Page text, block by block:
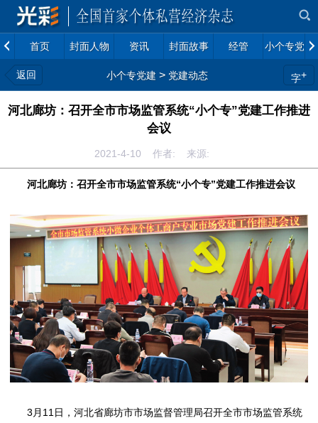
首页 封面人物 资讯 封面故事 经管 小个专党建
返回 小个专党建 > 党建动态 字+
河北廊坊：召开全市市场监管系统“小个专”党建工作推进
会议
2021-4-10 作者: 来源:
河北廊坊：召开全市市场监管系统“小个专”党建工作推进会议
3月11日，河北省廊坊市市场监督管理局召开全市市场监管系统